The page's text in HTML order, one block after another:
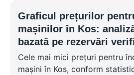
Graficul prețurilor
mașinilor în Kos:
bazată pe rezervări
Cele mai mici prețuri pentru
mașini în Kos, conform